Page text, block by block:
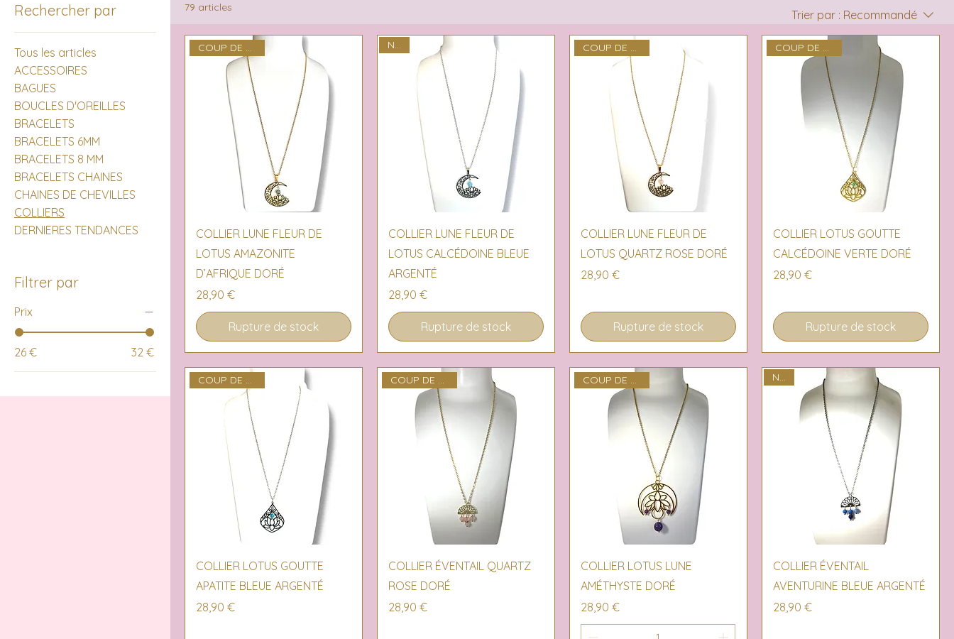
Rechercher par
Tous les articles
ACCESSOIRES
BAGUES
BOUCLES D'OREILLES
BRACELETS
BRACELETS 6MM
BRACELETS 8 MM
BRACELETS CHAINES
CHAINES DE CHEVILLES
COLLIERS
DERNIERES TENDANCES
Filtrer par
Prix
26 € 32 €
79 articles
Trier par : Recommandé
Aperçu rapide
COLLIER LUNE FLEUR DE
LOTUS AMAZONITE
D’AFRIQUE DORÉ
Prix
28,90 €
Rupture de stock
Aperçu rapide
NEW
COLLIER LUNE FLEUR DE
LOTUS CALCÉDOINE BLEUE
ARGENTÉ
Prix
28,90 €
Rupture de stock
Aperçu rapide
COLLIER LUNE FLEUR DE
LOTUS QUARTZ ROSE DORÉ
Prix
28,90 €
Rupture de stock
Aperçu rapide
COLLIER LOTUS GOUTTE
CALCÉDOINE VERTE DORÉ
Prix
28,90 €
Rupture de stock
Aperçu rapide
COLLIER LOTUS GOUTTE
APATITE BLEUE ARGENTÉ
Prix
28,90 €
Aperçu rapide
COLLIER ÉVENTAIL QUARTZ
ROSE DORÉ
Prix
28,90 €
Aperçu rapide
COLLIER LOTUS LUNE
AMÉTHYSTE DORÉ
Prix
28,90 €
Aperçu rapide
NEW
COLLIER ÉVENTAIL
AVENTURINE BLEUE ARGENTÉ
Prix
28,90 €